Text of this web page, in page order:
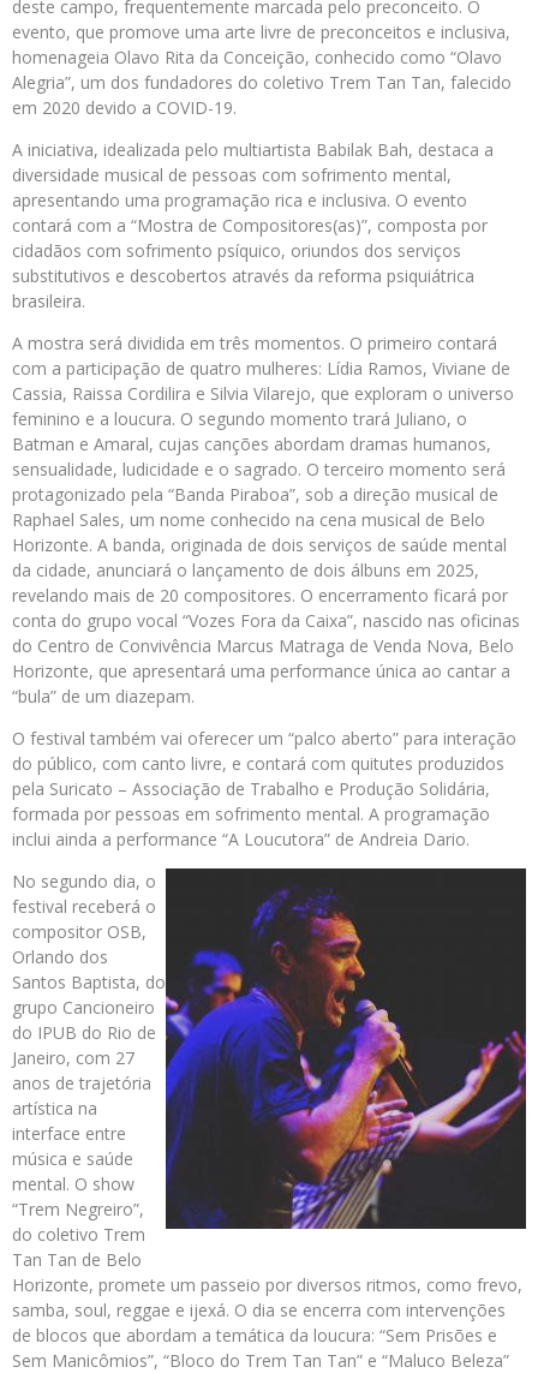
deste campo, frequentemente marcada pelo preconceito. O
evento, que promove uma arte livre de preconceitos e inclusiva,
homenageia Olavo Rita da Conceição, conhecido como “Olavo
Alegria”, um dos fundadores do coletivo Trem Tan Tan, falecido
em 2020 devido a COVID-19.
A iniciativa, idealizada pelo multiartista Babilak Bah, destaca a
diversidade musical de pessoas com sofrimento mental,
apresentando uma programação rica e inclusiva. O evento
contará com a “Mostra de Compositores(as)”, composta por
cidadãos com sofrimento psíquico, oriundos dos serviços
substitutivos e descobertos através da reforma psiquiátrica
brasileira.
A mostra será dividida em três momentos. O primeiro contará
com a participação de quatro mulheres: Lídia Ramos, Viviane de
Cassia, Raissa Cordilira e Silvia Vilarejo, que exploram o universo
feminino e a loucura. O segundo momento trará Juliano, o
Batman e Amaral, cujas canções abordam dramas humanos,
sensualidade, ludicidade e o sagrado. O terceiro momento será
protagonizado pela “Banda Piraboa”, sob a direção musical de
Raphael Sales, um nome conhecido na cena musical de Belo
Horizonte. A banda, originada de dois serviços de saúde mental
da cidade, anunciará o lançamento de dois álbuns em 2025,
revelando mais de 20 compositores. O encerramento ficará por
conta do grupo vocal “Vozes Fora da Caixa”, nascido nas oficinas
do Centro de Convivência Marcus Matraga de Venda Nova, Belo
Horizonte, que apresentará uma performance única ao cantar a
“bula” de um diazepam.
O festival também vai oferecer um “palco aberto” para interação
do público, com canto livre, e contará com quitutes produzidos
pela Suricato – Associação de Trabalho e Produção Solidária,
formada por pessoas em sofrimento mental. A programação
inclui ainda a performance “A Loucutora” de Andreia Dario.
No segundo dia, o
festival receberá o
compositor OSB,
Orlando dos
Santos Baptista, do
grupo Cancioneiro
do IPUB do Rio de
Janeiro, com 27
anos de trajetória
artística na
interface entre
música e saúde
mental. O show
“Trem Negreiro”,
do coletivo Trem
Tan Tan de Belo
Horizonte, promete um passeio por diversos ritmos, como frevo,
samba, soul, reggae e ijexá. O dia se encerra com intervenções
de blocos que abordam a temática da loucura: “Sem Prisões e
Sem Manicômios”, “Bloco do Trem Tan Tan” e “Maluco Beleza”